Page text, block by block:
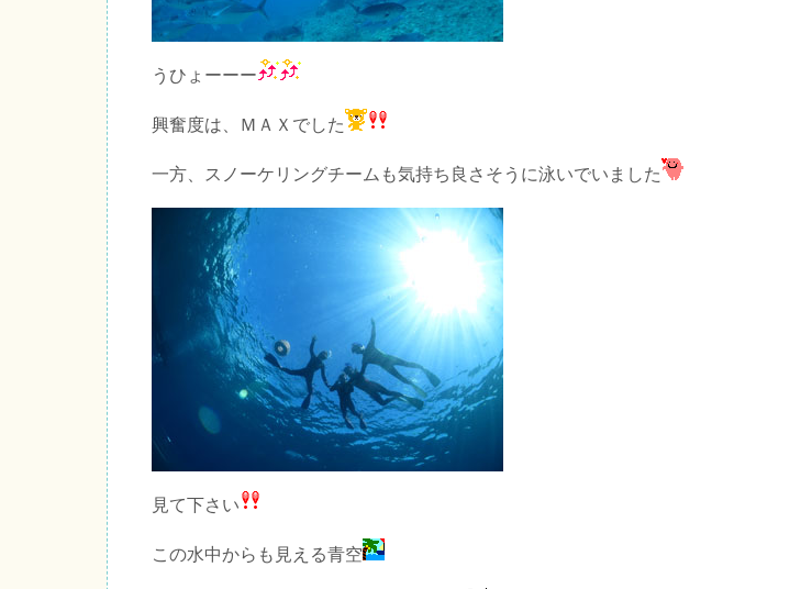
うひょーーー
興奮度は、ＭＡＸでした
一方、スノーケリングチームも気持ち良さそうに泳いでいました
見て下さい
この水中からも見える青空